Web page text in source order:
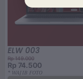
ELW 003
Rp 149.000
Rp 74.500
* WAJIB FOTO